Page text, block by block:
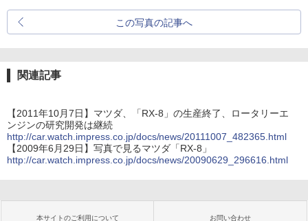
この写真の記事へ
関連記事
【2011年10月7日】マツダ、「RX-8」の生産終了、ロータリーエ
ンジンの研究開発は継続
http://car.watch.impress.co.jp/docs/news/20111007_482365.html
【2009年6月29日】写真で見るマツダ「RX-8」
http://car.watch.impress.co.jp/docs/news/20090629_296616.html
本サイトのご利用について お問い合わせ